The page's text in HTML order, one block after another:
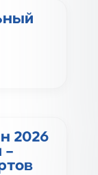
2026
–